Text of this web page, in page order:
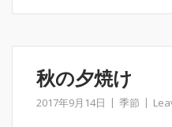
秋の夕焼け
2017年9月14日 季節